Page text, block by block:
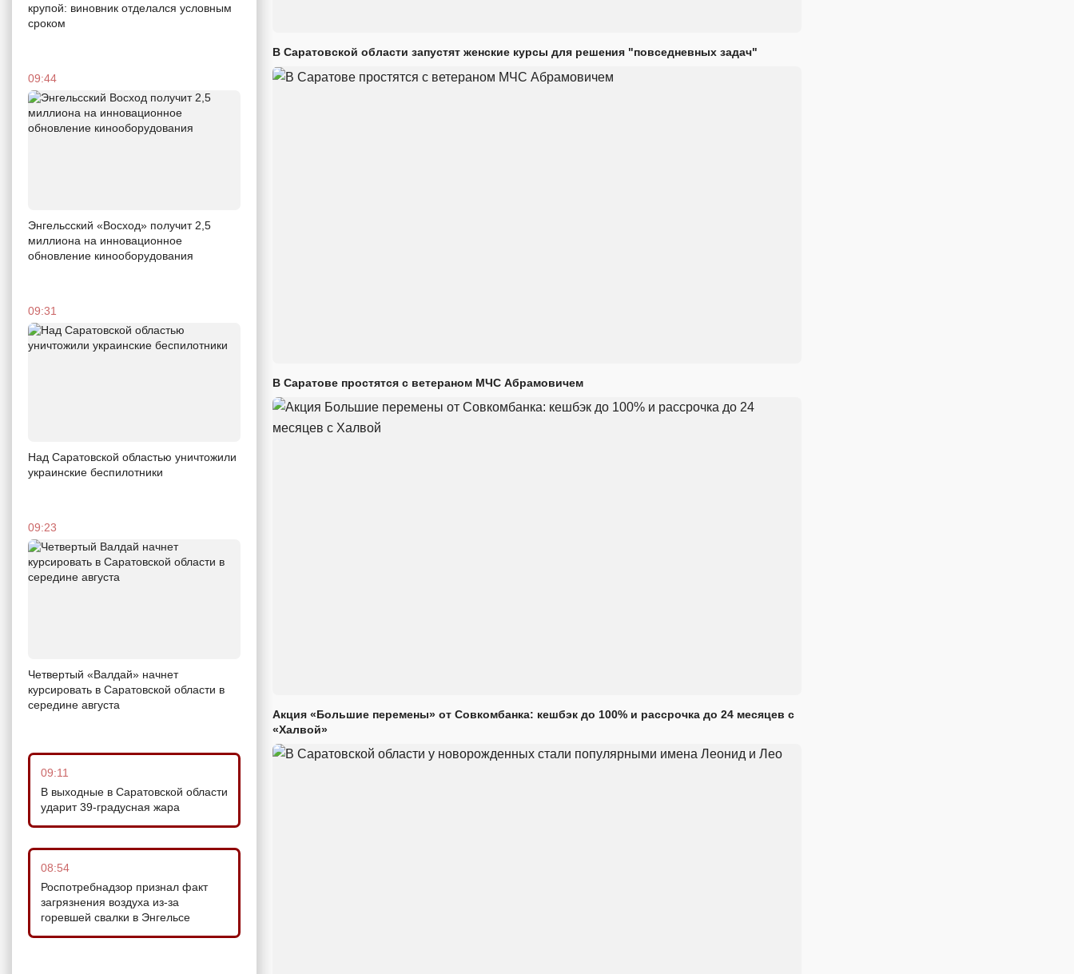
крупой: виновник отделался условным
сроком
09:44
Энгельсский «Восход» получит 2,5
миллиона на инновационное
обновление кинооборудования
09:31
Над Саратовской областью уничтожили
украинские беспилотники
09:23
Четвертый «Валдай» начнет
курсировать в Саратовской области в
середине августа
09:11
В выходные в Саратовской области
ударит 39-градусная жара
08:54
Роспотребнадзор признал факт
загрязнения воздуха из-за
горевшей свалки в Энгельсе
В Саратовской области запустят женские курсы для решения "повседневных задач"
В Саратове простятся с ветераном МЧС Абрамовичем
Акция «Большие перемены» от Совкомбанка: кешбэк до 100% и рассрочка до 24 месяцев с
«Халвой»